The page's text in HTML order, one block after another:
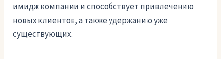
имидж компании и способствует привлечению
новых клиентов, а также удержанию уже
существующих.